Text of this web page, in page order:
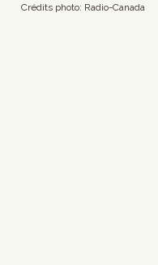
Crédits photo: Radio-Canada